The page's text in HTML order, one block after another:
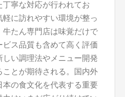
寧な対応が行われてお
軽に訪れやすい環境が整っ
牛たん専門店は味覚だけで
ス品質も含めて高く評価
しい調理法やメニュー開発
ことが期待される。国内外
本の食文化を代表する重要